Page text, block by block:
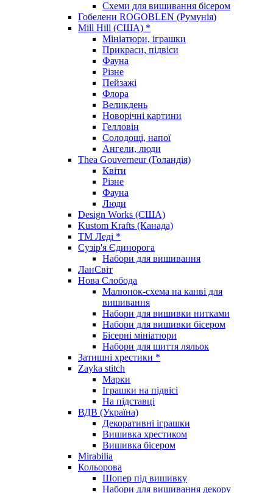
Схеми для вишивання бісером
Гобелени ROGOBLEN (Румунія)
Mill Hill (США) *
Мініатюри, іграшки
Прикраси, підвіси
Фауна
Різне
Пейзажі
Флора
Великдень
Новорічні картини
Гелловін
Солодощі, напої
Ангели, люди
Thea Gouverneur (Голандія)
Квіти
Різне
Фауна
Люди
Design Works (США)
Kustom Krafts (Канада)
ТМ Леді *
Сузір'я Єдинорога
Набори для вишивання
ЛанСвіт
Нова Слобода
Малюнок-схема на канві для
вишивання
Набори для вишивки нитками
Набори для вишивки бісером
Бісерні мініатюри
Набори для шиття ляльок
Затишні хрестики *
Zayka stitch
Марки
Іграшки на підвісі
На підставці
ВДВ (Україна)
Декоративні іграшки
Вишивка хрестиком
Вишивка бісером
Mirabilia
Кольорова
Шопер під вишивку
Набори для вишивання декору